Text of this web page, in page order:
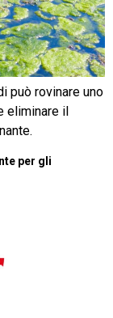
può rovinare uno
eliminare il
per gli